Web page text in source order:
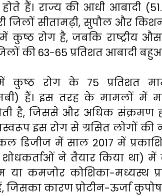
हैं। राज्य की आधी आबादी
जिलों सीतामढ़ी, सुपौल और
कुष्ठ रोग है, जबकि राष्ट्रीय
की 63-65 प्रतिशत आबादी
रोग के 75 प्रतिशत
हैं। इस तरह के मामलों में
है, जिससे और अधिक संक्रमण हो
इस रोग से ग्रसित लोगों की
डिजीज में साल 2017 में
ने तैयार किया था)
कमजोर कोशिका-मध्यस्थ
जिसका कारण प्रोटीन-ऊर्जा